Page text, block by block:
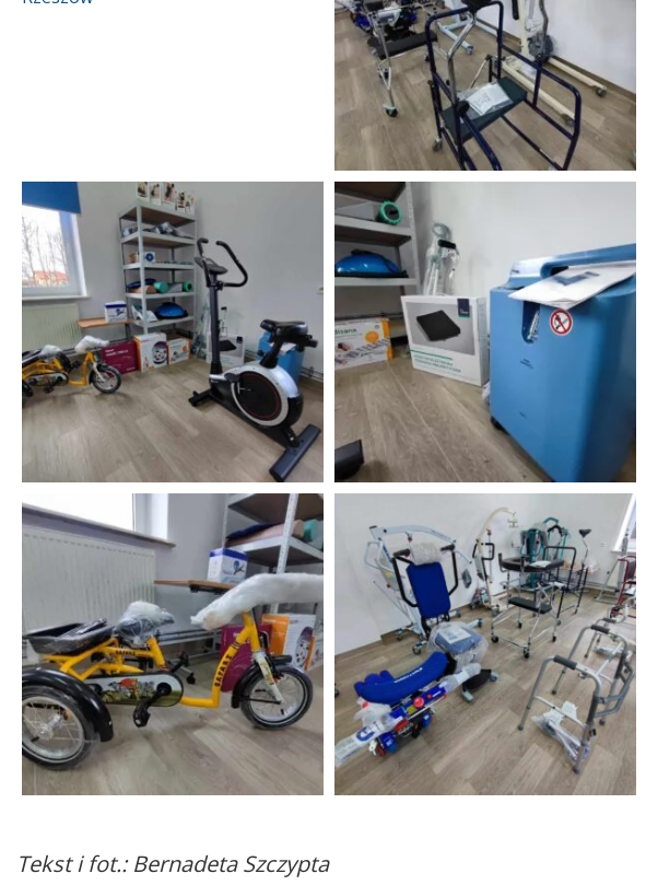
Tekst i fot.: Bernadeta Szczypta